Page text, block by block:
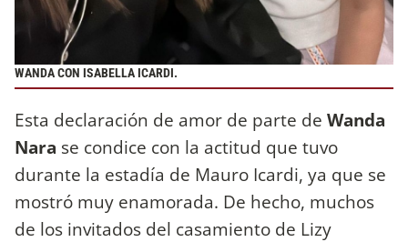
WANDA CON ISABELLA ICARDI.
Esta declaración de amor de parte de Wanda
Nara se condice con la actitud que tuvo
durante la estadía de Mauro Icardi, ya que se
mostró muy enamorada. De hecho, muchos
de los invitados del casamiento de Lizy